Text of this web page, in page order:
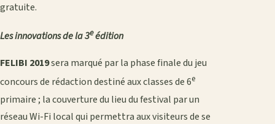
gratuite.
Les innovations de la 3eédition
FELIBI 2019sera marqué par la phase finale du jeu
concours de rédaction destiné aux classes de 6e
primaire ; la couverture du lieu du festival par un
réseau Wi-Fi local qui permettra aux visiteurs de se